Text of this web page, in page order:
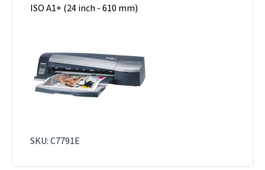
ISO A1+ (24 inch - 610 mm)
SKU: C7791E